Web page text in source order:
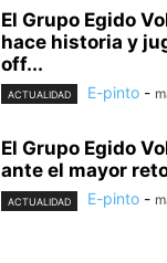
El Grupo Egido
hace historia y
off...
ACTUALIDAD E-pinto -
El Grupo Egido
ante el mayor
ACTUALIDAD E-pinto -